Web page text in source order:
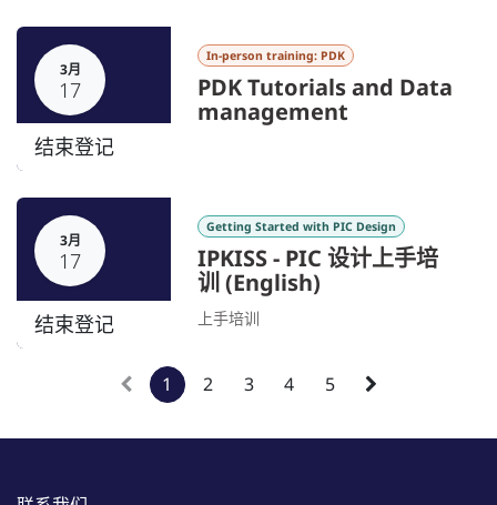
3月
17
结束登记
In-person training: PDK
PDK Tutorials and Data
management
3月
17
结束登记
Getting Started with PIC Design
IPKISS - PIC 设计上手培
训 (English)
上手培训
1 2 3 4 5